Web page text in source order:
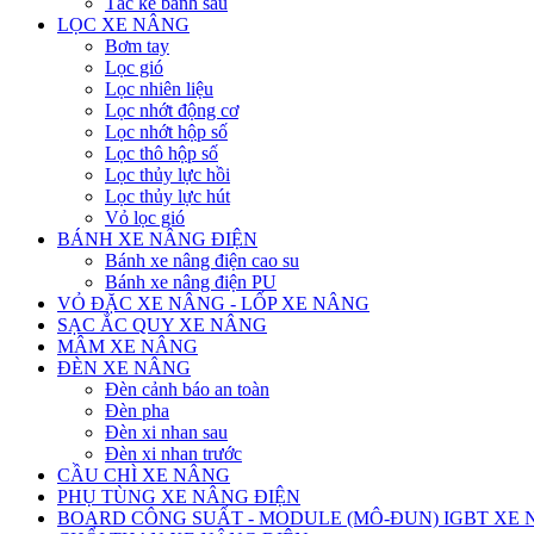
LỌC XE NÂNG
Bơm tay
Lọc gió
Lọc nhiên liệu
Lọc nhớt động cơ
Lọc nhớt hộp số
Lọc thô hộp số
Lọc thủy lực hồi
Lọc thủy lực hút
Vỏ lọc gió
BÁNH XE NÂNG ĐIỆN
Bánh xe nâng điện cao su
Bánh xe nâng điện PU
VỎ ĐẶC XE NÂNG - LỐP XE NÂNG
SẠC ẮC QUY XE NÂNG
MÂM XE NÂNG
ĐÈN XE NÂNG
Đèn cảnh báo an toàn
Đèn pha
Đèn xi nhan sau
Đèn xi nhan trước
CẦU CHÌ XE NÂNG
PHỤ TÙNG XE NÂNG ĐIỆN
BOARD CÔNG SUẤT - MODULE (MÔ-ĐUN) IGBT XE